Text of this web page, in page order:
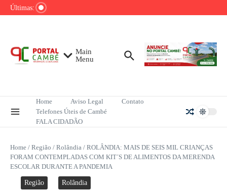
Ir para o conteúdo
Últimas:
Jorge Messi, pai de Lionel Messi, morre aos 68
barreiras de acesso aos livros
Main
Menu
Home Aviso Legal
Contato
Telefones Úteis de Cambé
FALA CIDADÃO
Home / Região / Rolândia / ROLÂNDIA: MAIS DE SEIS MIL CRIANÇAS
FORAM CONTEMPLADAS COM KIT´S DE ALIMENTOS DA MERENDA
ESCOLAR DURANTE A PANDEMIA
Região Rolândia